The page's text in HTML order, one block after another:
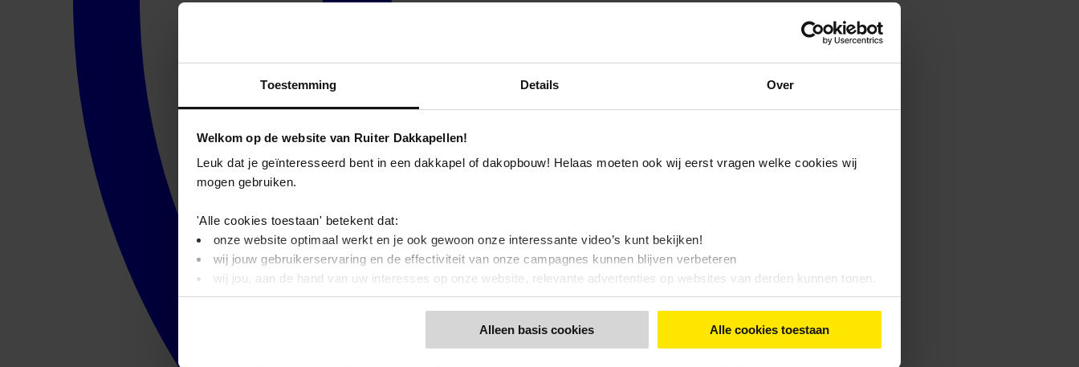
Toestemming Details Over
Welkom op de website van Ruiter Dakkapellen!
Leuk dat je geïnteresseerd bent in een dakkapel of dakopbouw! Helaas moeten ook wij eerst vragen welke cookies wij
mogen gebruiken.
'Alle cookies toestaan' betekent dat:
onze website optimaal werkt en je ook gewoon onze interessante video’s kunt bekijken!
wij jouw gebruikerservaring en de effectiviteit van onze campagnes kunnen blijven verbeteren
wij jou, aan de hand van uw interesses op onze website, relevante advertenties op websites van derden kunnen tonen.
je onze video’s niet kunt bekijken, zonde toch…?Alleen basis cookies Alle cookies toestaan